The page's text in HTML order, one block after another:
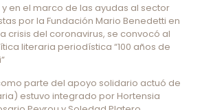
en el marco de las ayudas al sector
por la Fundación Mario Benedetti en
crisis del coronavirus, se convocó al
literaria periodística “100 años de
parte del apoyo solidario actuó de
estuvo integrado por Hortensia